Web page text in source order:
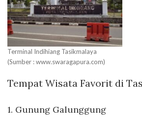
Terminal Indihiang Tasikmalaya
(Sumber : www.swaragapura.com)
Tempat Wisata Favorit di
1. Gunung Galunggung